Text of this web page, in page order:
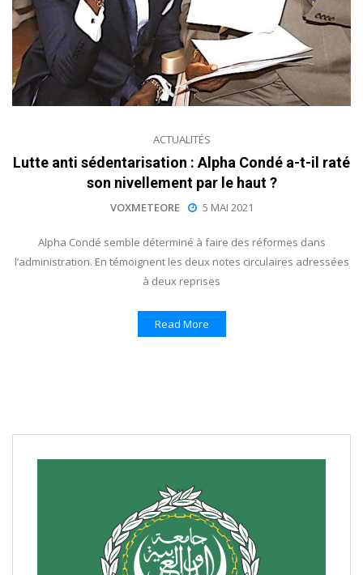
ACTUALITÉS
Lutte anti sédentarisation : Alpha Condé a-t-il raté
son nivellement par le haut ?
VOXMETEORE 5 MAI 2021
Alpha Condé semble déterminé à faire des réformes dans
l’administration. En témoignent les deux notes circulaires adressées
à deux reprises
Read More